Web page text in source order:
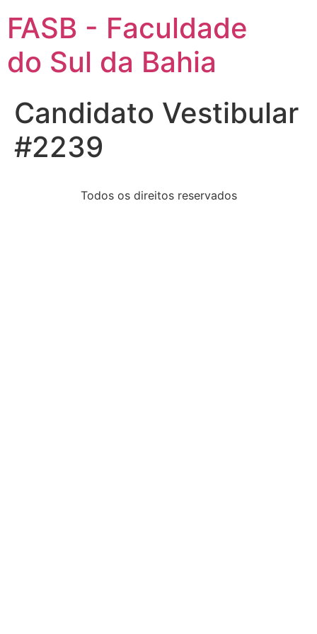
FASB - Faculdade
do Sul da Bahia
Candidato Vestibular
#2239
Todos os direitos reservados